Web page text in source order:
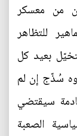
من معسكر
للتظاهر
بعيد كل
سُذّج إن لم
سيقتضي
الصعبة